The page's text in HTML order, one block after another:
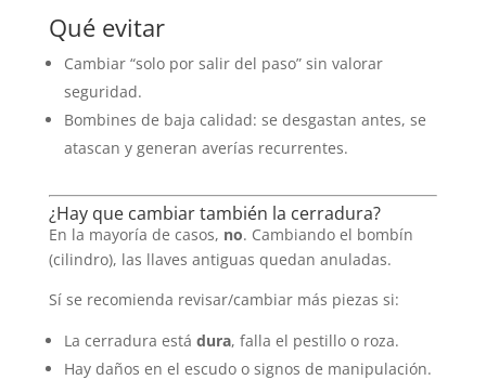
Qué evitar
Cambiar “solo por salir del paso” sin valorar
seguridad.
Bombines de baja calidad: se desgastan antes, se
atascan y generan averías recurrentes.
¿Hay que cambiar también la cerradura?
En la mayoría de casos, no. Cambiando el bombín
(cilindro), las llaves antiguas quedan anuladas.
Sí se recomienda revisar/cambiar más piezas si:
La cerradura está dura, falla el pestillo o roza.
Hay daños en el escudo o signos de manipulación.